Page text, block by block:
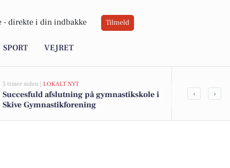
- direkte i din indbakke Tilmeld
SPORT VEJRET
5 timer siden | LOKALT NYT
Succesfuld afslutning på gymnastikskole i
Skive Gymnastikforening
Mona
‹ ›